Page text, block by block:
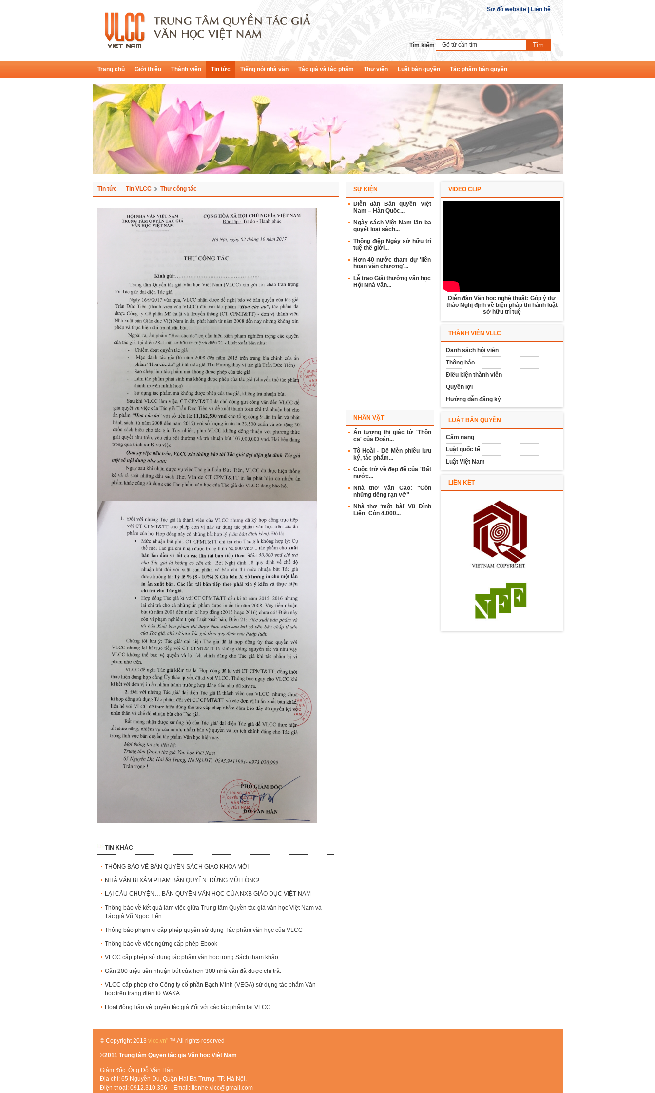
Sơ đồ website| Liên hệ
Tìm kiếm
Trang chủ Giới thiệu Thành viên Tin tức Tiếng nói nhà văn Tác giả và tác phẩm Thư viện Luật bản quyền Tác phẩm bản quyền
Tin tức Tin VLCC Thư công tác
TIN KHÁC
THÔNG BÁO VỀ BẢN QUYỀN SÁCH GIÁO KHOA MỚI
NHÀ VĂN BỊ XÂM PHẠM BẢN QUYỀN: ĐỪNG MỦI LÒNG!
LẠI CÂU CHUYỆN… BẢN QUYỀN VĂN HỌC CỦA NXB GIÁO DỤC VIỆT NAM
Thông báo về kết quả làm việc giữa Trung tâm Quyền tác giả văn học Việt Nam và
Tác giả Vũ Ngọc Tiến
Thông báo phạm vi cấp phép quyền sử dụng Tác phẩm văn học của VLCC
Thông báo về việc ngừng cấp phép Ebook
VLCC cấp phép sử dụng tác phẩm văn học trong Sách tham khảo
Gần 200 triệu tiền nhuận bút của hơn 300 nhà văn đã được chi trả.
VLCC cấp phép cho Công ty cổ phần Bạch Minh (VEGA) sử dụng tác phẩm Văn
học trên trang điện tử WAKA
Hoạt động bảo vệ quyền tác giả đối với các tác phẩm tại VLCC
SỰ KIỆN
Diễn đàn Bản quyền Việt
Nam – Hàn Quốc...
Ngày sách Việt Nam lần ba
quyết loại sách...
Thông điệp Ngày sở hữu trí
tuệ thế giới...
Hơn 40 nước tham dự 'liên
hoan văn chương'...
Lễ trao Giải thưởng văn học
Hội Nhà văn...
NHÂN VẬT
Ấn tượng thị giác từ 'Thôn
ca' của Đoàn...
Tô Hoài - Dế Mèn phiêu lưu
ký, tác phẩm...
Cuộc trở về đẹp đẽ của 'Đất
nước...
Nhà thơ Văn Cao: “Còn
những tiếng rạn vỡ”
Nhà thơ ‘một bài’ Vũ Đình
Liên: Còn 4.000...
VIDEO CLIP
Diễn đàn Văn học nghệ thuật: Góp ý dự
thảo Nghị định về biện pháp thi hành luật
sở hữu trí tuệ
THÀNH VIÊN VLLC
Danh sách hội viên
Thông báo
Điều kiện thành viên
Quyền lợi
Hướng dẫn đăng ký
LUẬT BẢN QUYỀN
Cẩm nang
Luật quốc tế
Luật Việt Nam
LIÊN KẾT
© Copyright 2013 vlcc.vn"™.All rights reserved
©2011 Trung tâm Quyền tác giả Văn học Việt Nam
Giám đốc: Ông Đỗ Văn Hàn
Địa chỉ: 65 Nguyễn Du, Quận Hai Bà Trưng, TP. Hà Nội.
Điện thoại: 0912.310.356 - Email: lienhe.vlcc@gmail.com